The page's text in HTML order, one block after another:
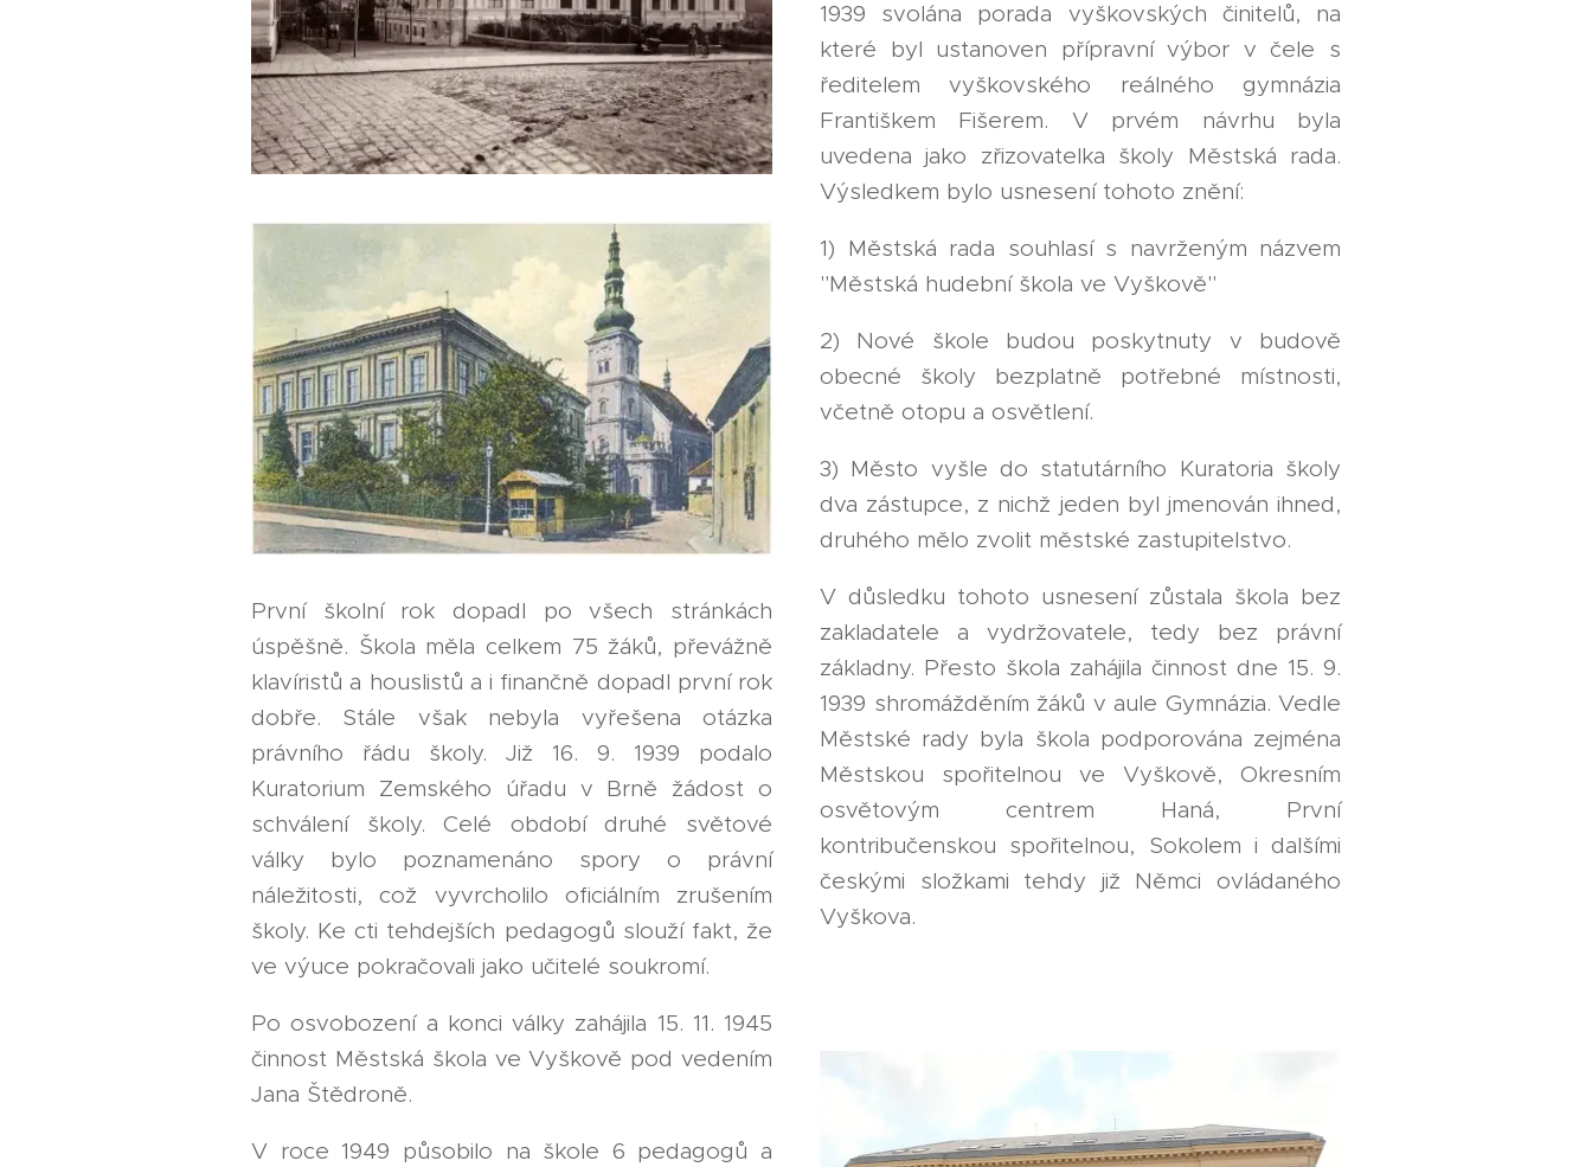
První školní rok dopadl po všech stránkách
úspěšně. Škola měla celkem 75 žáků, převážně
klavíristů a houslistů a i finančně dopadl první rok
dobře. Stále však nebyla vyřešena otázka
právního řádu školy. Již 16. 9. 1939 podalo
Kuratorium Zemského úřadu v Brně žádost o
schválení školy. Celé období druhé světové
války bylo poznamenáno spory o právní
náležitosti, což vyvrcholilo oficiálním zrušením
školy. Ke cti tehdejších pedagogů slouží fakt, že
ve výuce pokračovali jako učitelé soukromí.
Po osvobození a konci války zahájila 15. 11. 1945
činnost Městská škola ve Vyškově pod vedením
Jana Štědroně.
V roce 1949 působilo na škole 6 pedagogů a
1939 svolána porada vyškovských činitelů, na
které byl ustanoven přípravní výbor v čele s
ředitelem vyškovského reálného gymnázia
Františkem Fišerem. V prvém návrhu byla
uvedena jako zřizovatelka školy Městská rada.
Výsledkem bylo usnesení tohoto znění:
1) Městská rada souhlasí s navrženým názvem
"Městská hudební škola ve Vyškově"
2) Nové škole budou poskytnuty v budově
obecné školy bezplatně potřebné místnosti,
včetně otopu a osvětlení.
3) Město vyšle do statutárního Kuratoria školy
dva zástupce, z nichž jeden byl jmenován ihned,
druhého mělo zvolit městské zastupitelstvo.
V důsledku tohoto usnesení zůstala škola bez
zakladatele a vydržovatele, tedy bez právní
základny. Přesto škola zahájila činnost dne 15. 9.
1939 shromážděním žáků v aule Gymnázia. Vedle
Městské rady byla škola podporována zejména
Městskou spořitelnou ve Vyškově, Okresním
osvětovým centrem Haná, První
kontribučenskou spořitelnou, Sokolem i dalšími
českými složkami tehdy již Němci ovládaného
Vyškova.